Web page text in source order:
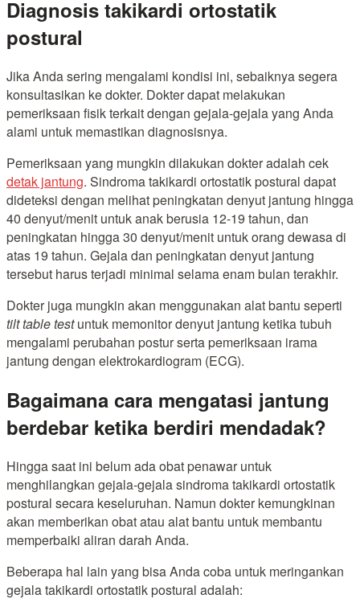
Diagnosis takikardi ortostatik
postural
Jika Anda sering mengalami kondisi ini, sebaiknya segera
konsultasikan ke dokter. Dokter dapat melakukan
pemeriksaan fisik terkait dengan gejala-gejala yang Anda
alami untuk memastikan diagnosisnya.
Pemeriksaan yang mungkin dilakukan dokter adalah cek
detak jantung. Sindroma takikardi ortostatik postural dapat
dideteksi dengan melihat peningkatan denyut jantung hingga
40 denyut/menit untuk anak berusia 12-19 tahun, dan
peningkatan hingga 30 denyut/menit untuk orang dewasa di
atas 19 tahun. Gejala dan peningkatan denyut jantung
tersebut harus terjadi minimal selama enam bulan terakhir.
Dokter juga mungkin akan menggunakan alat bantu seperti
tilt table testuntuk memonitor denyut jantung ketika tubuh
mengalami perubahan postur serta pemeriksaan irama
jantung dengan elektrokardiogram (ECG).
Bagaimana cara mengatasi jantung
berdebar ketika berdiri mendadak?
Hingga saat ini belum ada obat penawar untuk
menghilangkan gejala-gejala sindroma takikardi ortostatik
postural secara keseluruhan. Namun dokter kemungkinan
akan memberikan obat atau alat bantu untuk membantu
memperbaiki aliran darah Anda.
Beberapa hal lain yang bisa Anda coba untuk meringankan
gejala takikardi ortostatik postural adalah: